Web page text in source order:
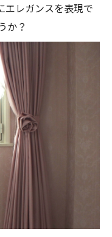
レガンスを表現で
か？